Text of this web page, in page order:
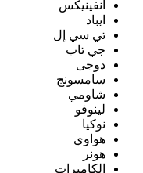
انفينيكس
ايباد
تي سي إل
جي تاب
دوجى
سامسونج
شاومي
لينوفو
نوكيا
هواوي
هونر
الكاميرات